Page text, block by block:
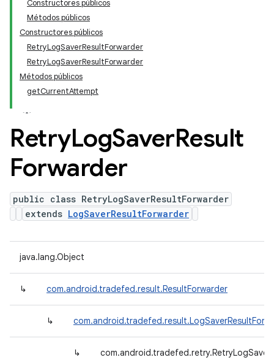
Constructores públicos
Métodos públicos
Constructores públicos
RetryLogSaverResultForwarder
RetryLogSaverResultForwarder
Métodos públicos
getCurrentAttempt
RetryLogSaverResult
Forwarder
public class RetryLogSaverResultForwarder
extends LogSaverResultForwarder
java.lang.Object
↳ com.android.tradefed.result.ResultForwarder
↳
↳